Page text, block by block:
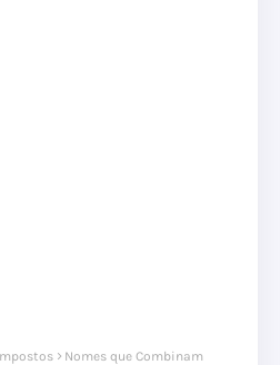
Nomes que Combinam